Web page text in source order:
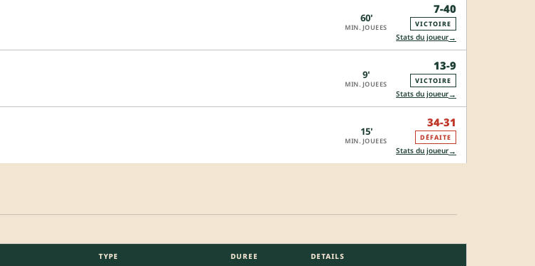
60'
MIN. JOUEES
7-40
VICTOIRE
Stats du joueur→
9'
MIN. JOUEES
13-9
VICTOIRE
Stats du joueur→
15'
MIN. JOUEES
34-31
DÉFAITE
Stats du joueur→
TYPE DUREE DETAILS